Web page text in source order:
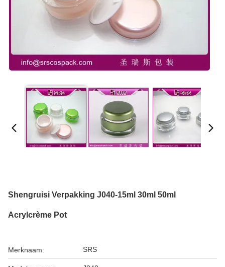
Shengruisi Verpakking J040-15ml 30ml 50ml
Acrylcrème Pot
Merknaam: SRS